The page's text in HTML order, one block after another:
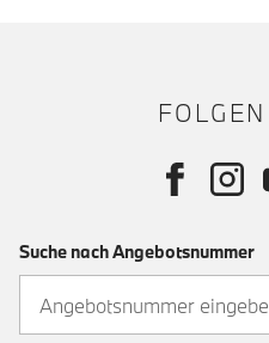
Suche nach Angebotsnummer